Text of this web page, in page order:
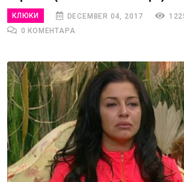
КЛЮКИ DECEMBER 04, 2017
0 КОМЕНТАРА